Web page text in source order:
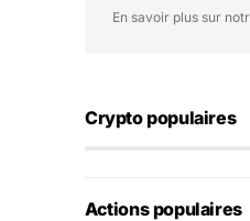
En savoir plus sur
Crypto populaires
Actions populaires